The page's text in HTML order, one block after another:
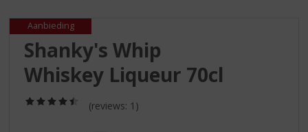
p
Aanbieding
Shanky's Whip
Whiskey Liqueur 70cl
/
(reviews: 1)